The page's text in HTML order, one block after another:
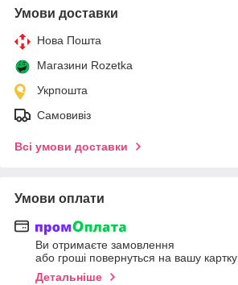
Умови доставки
Нова Пошта
Магазини Rozetka
Укрпошта
Самовивіз
Всі умови доставки
Умови оплати
Ви отримаєте замовлення
або гроші повернуться на вашу картку
Детальніше